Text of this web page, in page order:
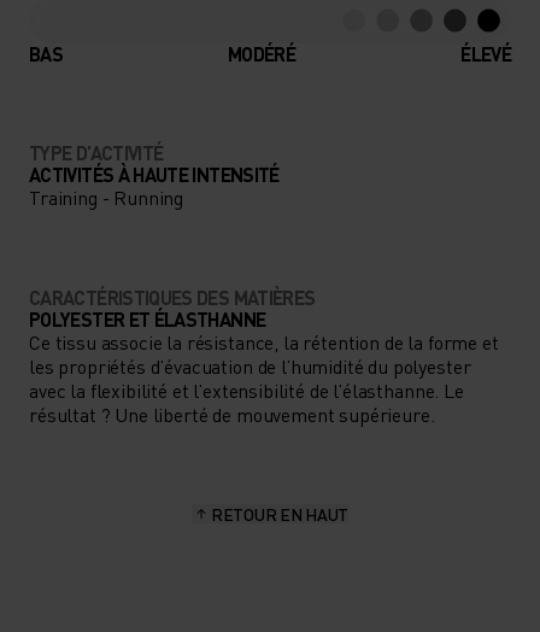
BAS MODÉRÉ ÉLEVÉ
TYPE D’ACTIVITÉ
ACTIVITÉS À HAUTE INTENSITÉ
Training - Running
CARACTÉRISTIQUES DES MATIÈRES
POLYESTER ET ÉLASTHANNE
Ce tissu associe la résistance, la rétention de la forme et
les propriétés d’évacuation de l’humidité du polyester
avec la flexibilité et l’extensibilité de l’élasthanne. Le
résultat ? Une liberté de mouvement supérieure.
RETOUR EN HAUT